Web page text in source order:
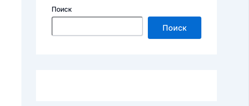
Поиск
Поиск